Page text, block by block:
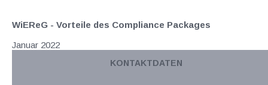
WiEReG - Vorteile des Compliance Packages
Januar 2022
Das BMF hat Mitte Dezember 2021 (GZ 2021-0.881.749 vom
KONTAKTDATEN